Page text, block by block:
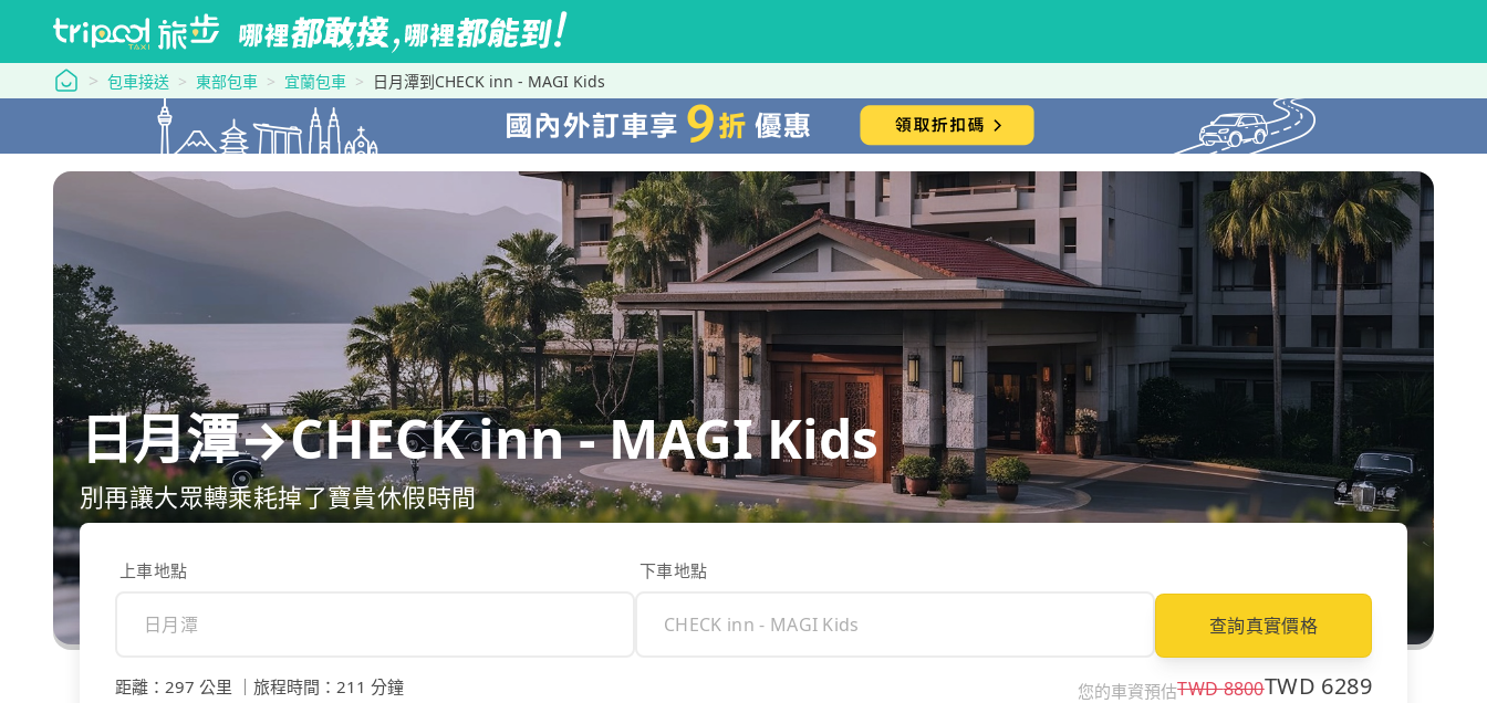
tripool 旅步
包車接送 東部包車 宜蘭包車 日月潭到CHECK inn - MAGI Kids
日月潭→CHECK inn - MAGI Kids
別再讓大眾轉乘耗掉了寶貴休假時間
上車地點 下車地點
查詢真實價格
距離 ： 297 公里 旅程時間 ： 211 分鐘 您的車資預估TWD8800TWD 6289